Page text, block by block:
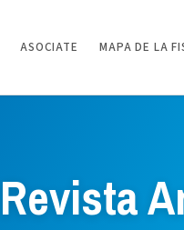
ASOCIATE MAPA DE LA
Revista